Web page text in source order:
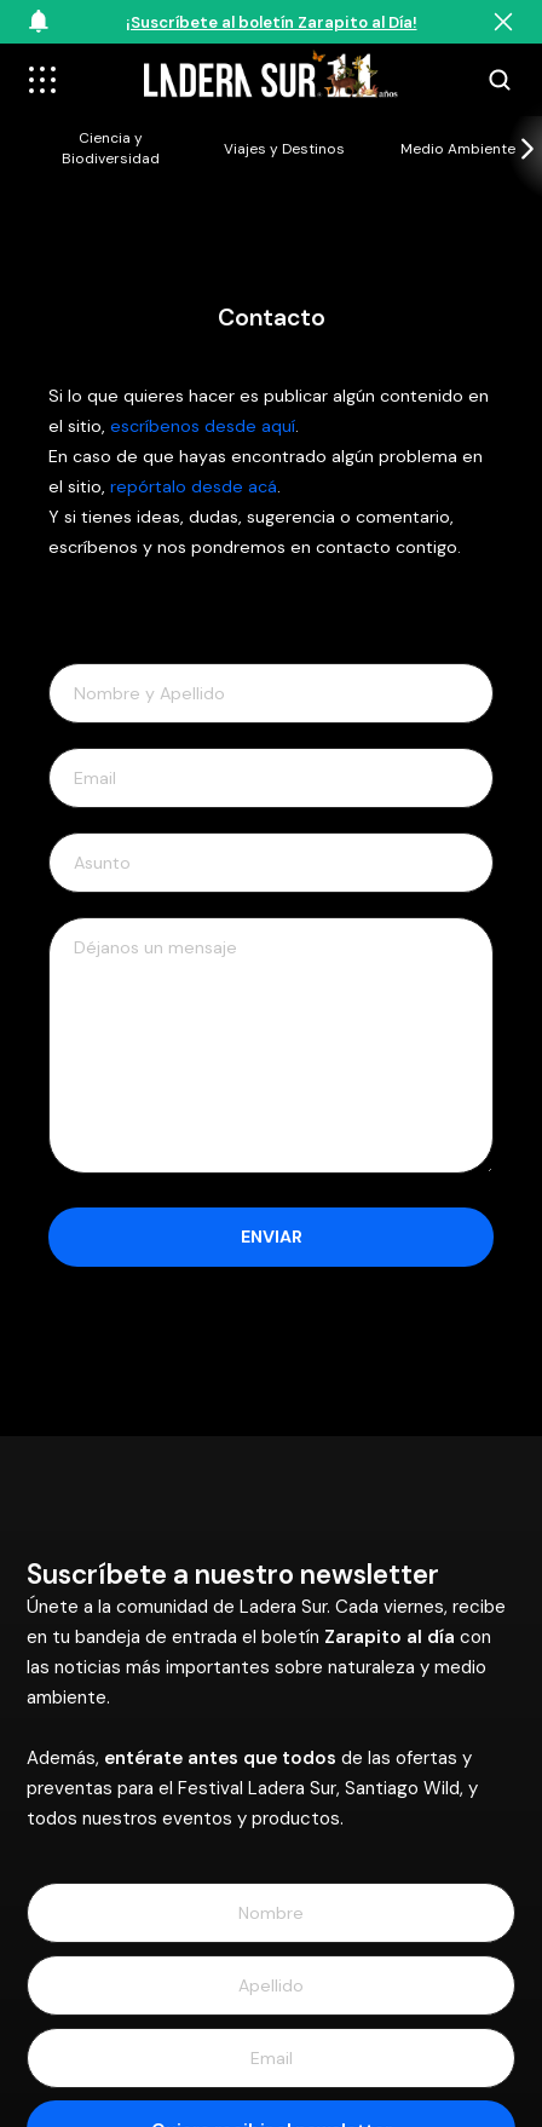
¡Suscríbete al boletín Zarapito al Día!
Ciencia y
Biodiversidad
Viajes y Destinos Medio Ambiente
Contacto
Si lo que quieres hacer es publicar algún contenido en
el sitio, escríbenos desde aquí.
En caso de que hayas encontrado algún problema en
el sitio, repórtalo desde acá.
Y si tienes ideas, dudas, sugerencia o comentario,
escríbenos y nos pondremos en contacto contigo.
Suscríbete a nuestro newsletter
Únete a la comunidad de Ladera Sur. Cada viernes, recibe
en tu bandeja de entrada el boletín Zarapito al día con
las noticias más importantes sobre naturaleza y medio
ambiente.
Además, entérate antes que todos de las ofertas y
preventas para el Festival Ladera Sur, Santiago Wild, y
todos nuestros eventos y productos.